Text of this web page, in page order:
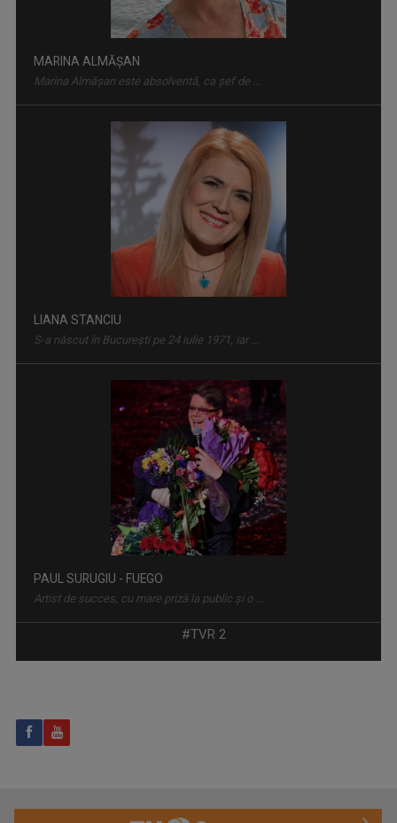
MIC DEJUN CU UN CAMPION
În fiecare sâmbătă dimineaţa, la ora 10.00, la ...
ROMÂNIA... ÎN BUCATE
Un show culinar despre tradiții și secrete ale ...
Aventură, întâlniri neaşteptate şi comori ...
MARINA ALMĂȘAN
Marina Almăşan este absolventă, ca şef de ...
LIANA STANCIU
S-a născut în București pe 24 iulie 1971, iar ...
PAUL SURUGIU - FUEGO
Artist de succes, cu mare priză la public și o ...
#TVR 2